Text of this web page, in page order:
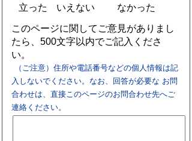
立った
いえない
なかった
このページに関してご意見がありまし
たら、500文字以内でご記入くださ
い。
（ご注意）住所や電話番号などの個人情報は記
入しないでください。なお、回答が必要な お問
合わせは、直接このページのお問合わせ先へご
連絡ください。